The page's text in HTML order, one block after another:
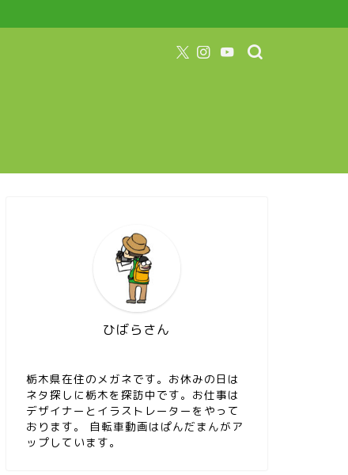
ひばらさん
栃木県在住のメガネです。お休みの日は
ネタ探しに栃木を探訪中です。お仕事は
デザイナーとイラストレーターをやって
おります。 自転車動画はぱんだまんがア
ップしています。